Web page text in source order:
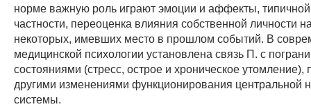
норме важную роль играют эмоции и аффекты, типичной
частности, переоценка влияния собственной личности
некоторых, имевших место в прошлом событий. В
медицинской психологии установлена связь П. с
состояниями (стресс, острое и хроническое утомление),
другими изменениями функционирования центральной
системы.